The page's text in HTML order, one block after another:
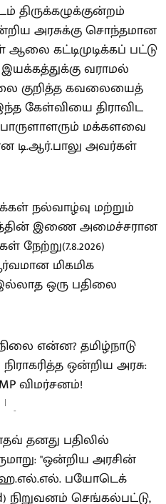
திருக்கழுக்குன்றம்
அரசுக்கு சொந்தமான
ஆலை கட்டிமுடிக்கப் பட்டு
வராமல்
குறித்த கவலையைத்
கேள்வியை திராவிட
மக்களவை
டி.ஆர்.பாலு அவர்கள்
நல்வாழ்வு மற்றும்
இணை அமைச்சரான
மிகமிக
ஒரு பதிலை
-
தனது பதிலில்
"ஒன்றிய அரசின்
பயோடெக்
நிறுவனம் செங்கல்பட்டு,